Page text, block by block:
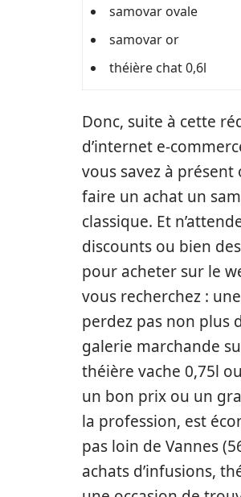
samovar ovale
samovar or
théière chat 0,6l
Donc, suite à cette
d’internet e-
vous savez à
faire un achat un
classique. Et
discounts ou bien
pour acheter sur le
vous recherchez :
perdez pas non plus
galerie marchande
théière vache 0,75l
un bon prix ou un
la profession, est
pas loin de Vannes
achats d’infusions,